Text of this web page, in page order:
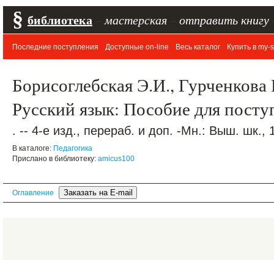
§ библиотека мастерская отправить книгу
Последние поступления Доступные on-line Весь каталог Купить в my-
Борисоглебская Э.И.,
Русский язык: Пособие для
. -- 4-е изд., перераб. и доп. -Мн.: Выш. шк.,
В каталоге: Педагогика
Прислано в библиотеку: amicus100
Оглавление